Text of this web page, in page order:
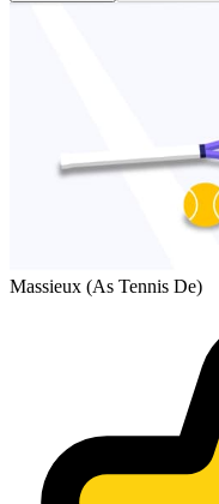
Massieux (As Tennis De)